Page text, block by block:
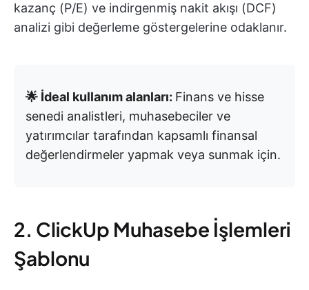
kazanç (P/E) ve indirgenmiş nakit akışı (DCF)
analizi gibi değerleme göstergelerine odaklanır.
🌟 İdeal kullanım alanları: Finans ve hisse
senedi analistleri, muhasebeciler ve
yatırımcılar tarafından kapsamlı finansal
değerlendirmeler yapmak veya sunmak için.
2. ClickUp Muhasebe İşlemleri
Şablonu